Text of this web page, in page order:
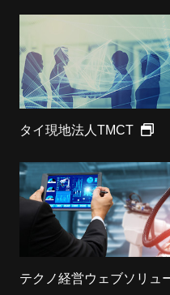
タイ現地法人TMCT
テクノ経営ウェブソリュ